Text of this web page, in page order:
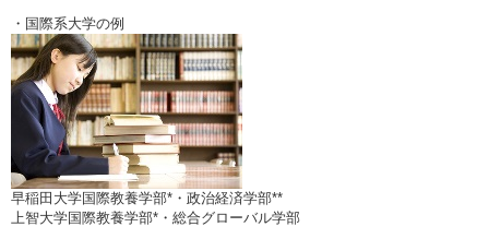
・国際系大学の例
早稲田大学国際教養学部*・政治経済学部**
上智大学国際教養学部*・総合グローバル学部